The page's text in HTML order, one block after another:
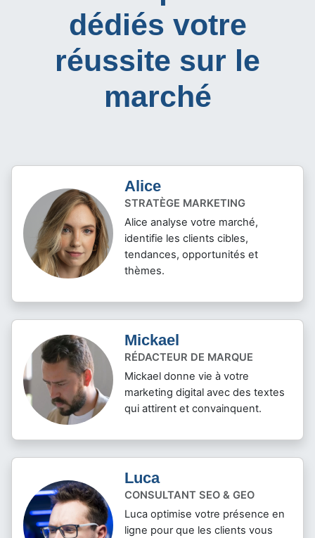
dédiés votre
réussite sur le
marché
Alice
STRATÈGE MARKETING
Alice analyse votre marché,
identifie les clients cibles,
tendances, opportunités et
thèmes.
Mickael
RÉDACTEUR DE MARQUE
Mickael donne vie à votre
marketing digital avec des textes
qui attirent et convainquent.
Luca
CONSULTANT SEO & GEO
Luca optimise votre présence en
ligne pour que les clients vous